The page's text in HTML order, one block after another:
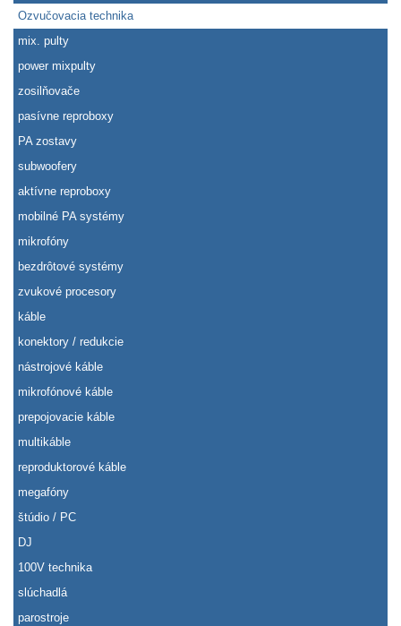
Ozvučovacia technika
mix. pulty
power mixpulty
zosilňovače
pasívne reproboxy
PA zostavy
subwoofery
aktívne reproboxy
mobilné PA systémy
mikrofóny
bezdrôtové systémy
zvukové procesory
káble
konektory / redukcie
nástrojové káble
mikrofónové káble
prepojovacie káble
multikáble
reproduktorové káble
megafóny
štúdio / PC
DJ
100V technika
slúchadlá
parostroje